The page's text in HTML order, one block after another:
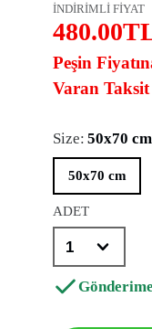
İNDİRİMLİ FİYAT
Peşin
Varan Taksit
Size: 50x70 cm
50x70 cm
ADET